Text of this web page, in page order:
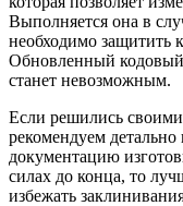
Выполняется она в
необходимо защитить
Обновленный
станет невозможным.
Если решились
рекомендуем
документацию
силах до конца, то
избежать